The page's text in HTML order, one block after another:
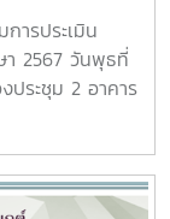
ารประเมิน
2567 วันพุธที่
ประชุม 2 อาคาร
นกรรมการ2.ผู้
มการ3.อาจารย์
ลักษณ์ ภูดีทิพย์